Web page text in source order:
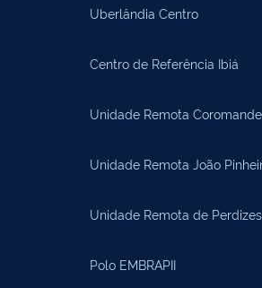
Uberlândia Centro
Centro de Referência Ibiá
Unidade Remota
Unidade Remota João
Unidade Remota de Perdizes
Polo EMBRAPII